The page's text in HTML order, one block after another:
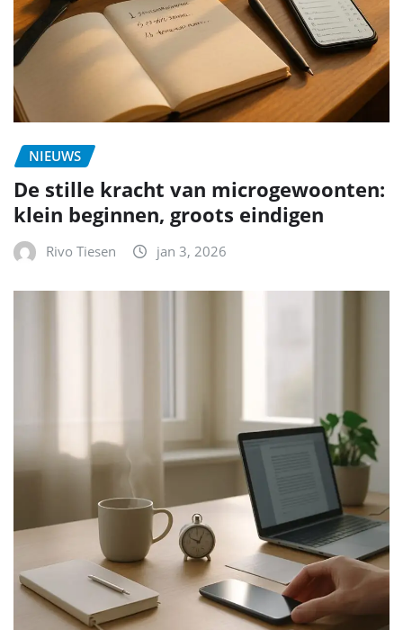
NIEUWS
De stille kracht van microgewoonten:
klein beginnen, groots eindigen
Rivo Tiesen jan 3, 2026